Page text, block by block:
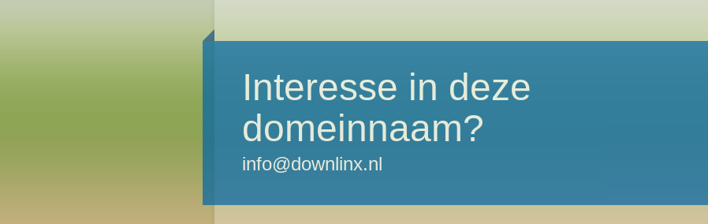
Interesse in deze
domeinnaam?
info@downlinx.nl